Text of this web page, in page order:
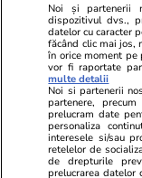
Mediafax.ro
Marele
riscă să cadă
Noi și partenerii
dispozitivul dvs.,
datelor cu caracter
făcând clic mai jos,
în orice moment pe
vor fi raportate
multe detalii
Noi si partenerii
partenere,
prelucram date
personaliza
interesele si/sau
retelelor de
de drepturile
prelucrarea datelor